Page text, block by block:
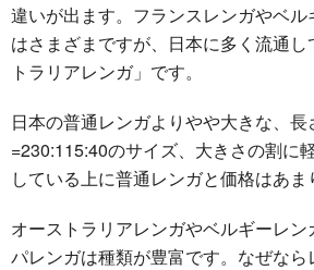
違いが出ます。フランスレンガやベ
はさまざまですが、日本に多く流通
トラリアレンガ」です。
日本の普通レンガよりやや大きな、長
=230:115:40のサイズ、大きさの割に
している上に普通レンガと価格はあま
オーストラリアレンガやベルギーレ
パレンガは種類が豊富です。なぜなら